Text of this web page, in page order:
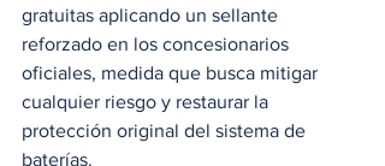
gratuitas aplicando un sellante
reforzado en los concesionarios
oficiales, medida que busca mitigar
cualquier riesgo y restaurar la
protección original del sistema de
baterías.